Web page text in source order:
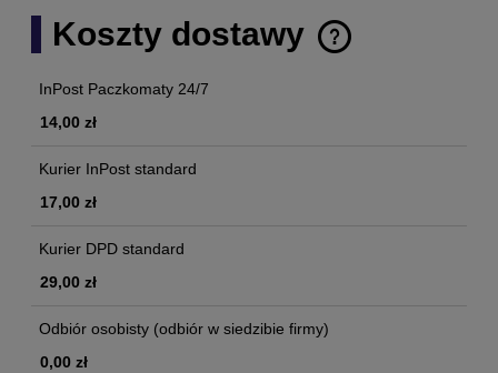
Koszty dostawy
Cena nie zawiera ewentualnych kosztów płatności
InPost Paczkomaty 24/7
14,00 zł
Kurier InPost standard
17,00 zł
Kurier DPD standard
29,00 zł
Odbiór osobisty (odbiór w siedzibie firmy)
0,00 zł